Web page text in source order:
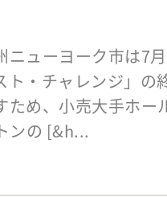
ューヨーク市は7
ト・チャレンジ」の
ため、小売大手ホー
ンの [&h...